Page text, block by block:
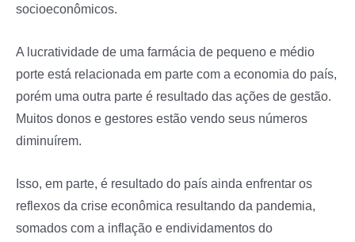
socioeconômicos.
A lucratividade de uma farmácia de pequeno e médio
porte está relacionada em parte com a economia do país,
porém uma outra parte é resultado das ações de gestão.
Muitos donos e gestores estão vendo seus números
diminuírem.
Isso, em parte, é resultado do país ainda enfrentar os
reflexos da crise econômica resultando da pandemia,
somados com a inflação e endividamentos do